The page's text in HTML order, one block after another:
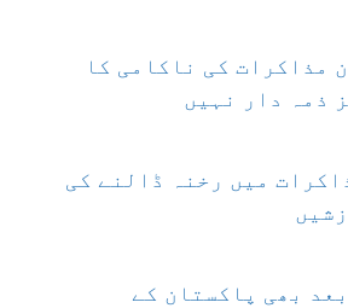
مذاکرات کی ناکامی کا
دار نہیں
میں رخنہ ڈالنے کی
بھی پاکستان کے